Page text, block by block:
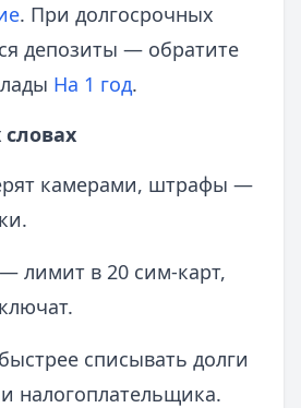
. При долгосрочных
депозиты — обратите
На 1 год.
словах
камерами, штрафы —
лимит в 20 сим‑карт,
списывать долги
налогоплательщика.